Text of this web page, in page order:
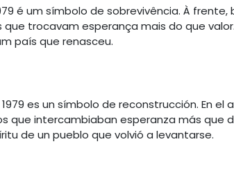
é um símbolo de sobrevivência. À
trocavam esperança mais do que
país que renasceu.
es un símbolo de reconstrucción. En
que intercambiaban esperanza más que
de un pueblo que volvió a levantarse.